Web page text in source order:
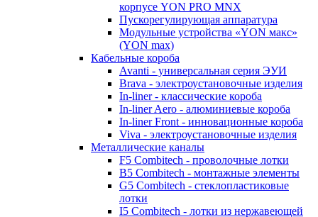
корпусе YON PRO MNX
Пускорегулирующая аппаратура
Модульные устройства «YON макс»
(YON max)
Кабельные короба
Avanti - универсальная серия ЭУИ
Brava - электроустановочные изделия
In-liner - классические короба
In-liner Aero - алюминиевые короба
In-liner Front - инновационные короба
Viva - электроустановочные изделия
Металлические каналы
F5 Combitech - проволочные лотки
B5 Combitech - монтажные элементы
G5 Combitech - стеклопластиковые
лотки
I5 Combitech - лотки из нержавеющей